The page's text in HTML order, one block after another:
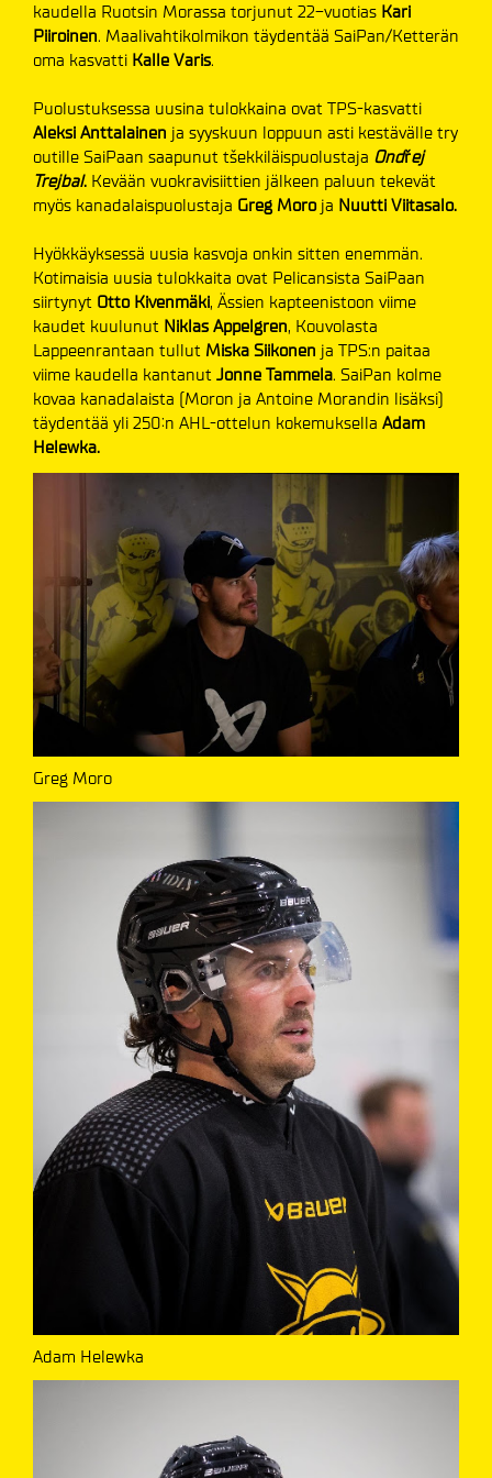
kaudella Ruotsin Morassa torjunut 22-vuotias Kari
Piiroinen. Maalivahtikolmikon täydentää SaiPan/Ketterän
oma kasvatti Kalle Varis.
Puolustuksessa uusina tulokkaina ovat TPS-kasvatti
Aleksi Anttalainen ja syyskuun loppuun asti kestävälle try
outille SaiPaan saapunut tšekkiläispuolustaja Ondřej
Trejbal. Kevään vuokravisiittien jälkeen paluun tekevät
myös kanadalaispuolustaja Greg Moroja Nuutti Viitasalo.
Hyökkäyksessä uusia kasvoja onkin sitten enemmän.
Kotimaisia uusia tulokkaita ovat Pelicansista SaiPaan
siirtynyt Otto Kivenmäki, Ässien kapteenistoon viime
kaudet kuulunut Niklas Appelgren, Kouvolasta
Lappeenrantaan tullut Miska Siikonen ja TPS:n paitaa
viime kaudella kantanut Jonne Tammela. SaiPan kolme
kovaa kanadalaista (Moron ja Antoine Morandin lisäksi)
täydentää yli 250:n AHL-ottelun kokemuksella Adam
Helewka.
Greg Moro
Adam Helewka